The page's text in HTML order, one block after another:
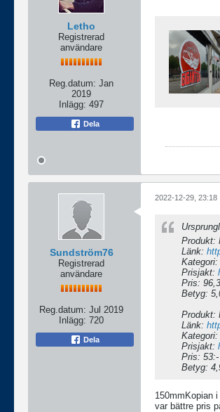
Letho
Registrerad
användare
Reg.datum: Jan
2019
Inlägg: 497
Dela
Sundström76
Registrerad
användare
Reg.datum: Jul 2019
Inlägg: 720
Dela
2022-12-29, 23:18
Produkt:
Länk:
Prisjakt:
Pris:
Betyg:
Produkt:
Länk:
Prisjakt:
Pris:
Betyg:
150mmKopian
var bättre pris